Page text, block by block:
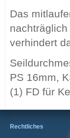
Das
verhindert
PS 16mm,
(1) FD für
Rechtliches